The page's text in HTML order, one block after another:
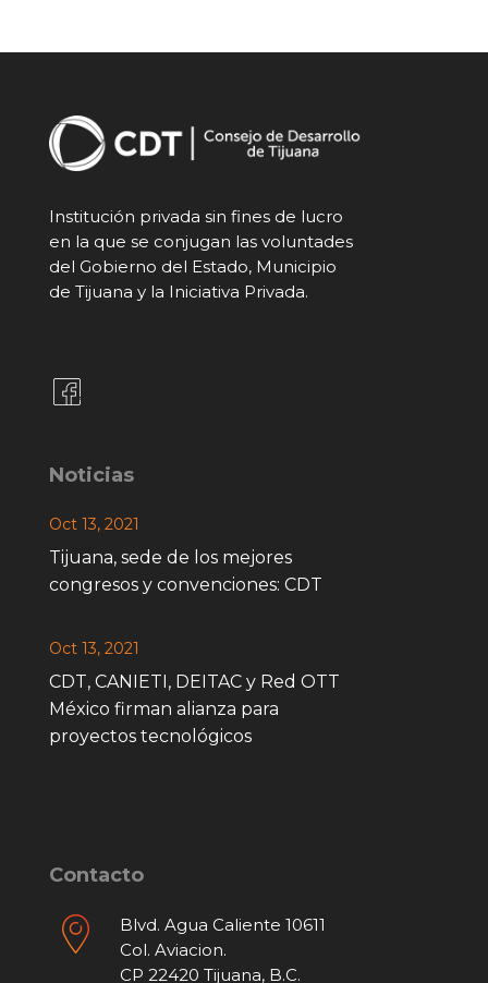
Institución privada sin fines de lucro
en la que se conjugan las voluntades
del Gobierno del Estado, Municipio
de Tijuana y la Iniciativa Privada.
Noticias
Tijuana, sede de los mejores
congresos y convenciones: CDT
Oct 13, 2021
CDT, CANIETI, DEITAC y Red OTT
México firman alianza para
proyectos tecnológicos
Oct 13, 2021
Contacto
Blvd. Agua Caliente 10611
Col. Aviacion.
CP 22420 Tijuana, B.C.